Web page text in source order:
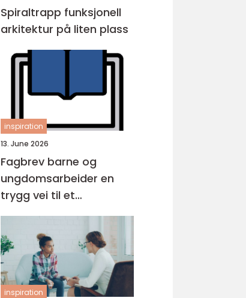
Spiraltrapp funksjonell
arkitektur på liten plass
inspiration
13. June 2026
Fagbrev barne og
ungdomsarbeider en
trygg vei til et
meningsfullt yrke
inspiration